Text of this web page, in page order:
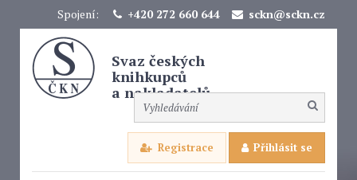
Spojení: +420 272 660 644 sckn@sckn.cz
Svaz českých
knihkupců
a nakladatelů
Registrace Přihlásit se